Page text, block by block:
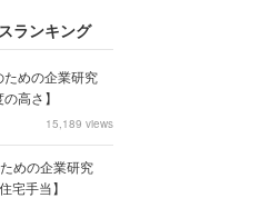
ランキング
めの企業研究
高さ】
15,189 views
めの企業研究
宅手当】